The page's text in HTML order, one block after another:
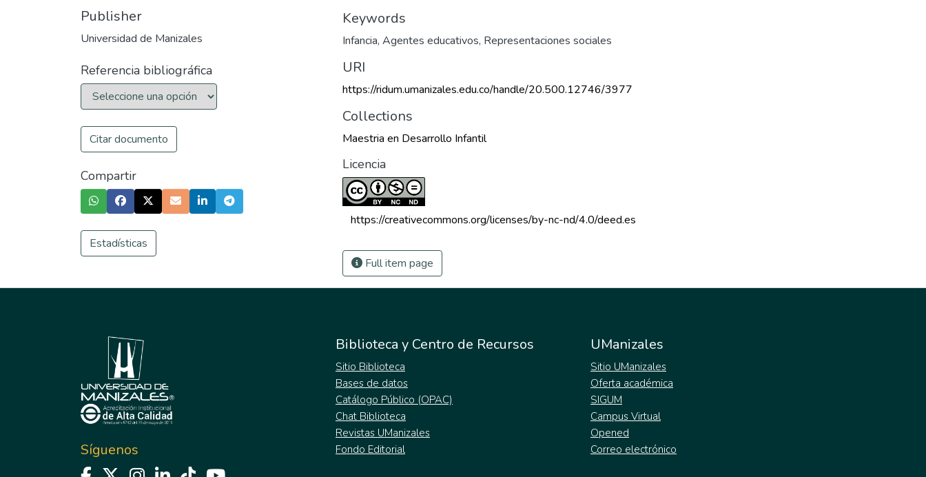
Publisher
Universidad de Manizales
Referencia bibliográfica
Citar documento
Compartir
Estadísticas
Keywords
Infancia, Agentes educativos, Representaciones sociales
URI
https://ridum.umanizales.edu.co/handle/20.500.12746/3977
Collections
Maestria en Desarrollo Infantil
Licencia
https://creativecommons.org/licenses/by-nc-nd/4.0/deed.es
Full item page
Síguenos
Biblioteca y Centro de Recursos
Sitio Biblioteca
Bases de datos
Catálogo Público (OPAC)
Chat Biblioteca
Revistas UManizales
Fondo Editorial
UManizales
Sitio UManizales
Oferta académica
SIGUM
Campus Virtual
Opened
Correo electrónico